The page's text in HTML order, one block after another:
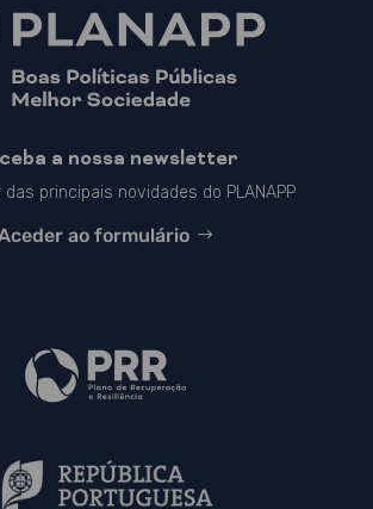
a nossa newsletter
das principais novidades do PLANAPP
ao formulário